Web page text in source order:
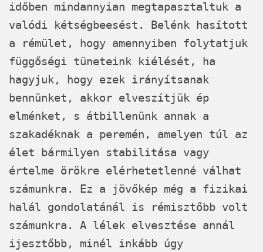
időben mindannyian megtapasztaltuk a
valódi kétségbeesést. Belénk hasított
a rémület, hogy amennyiben folytatjuk
függőségi tüneteink kiélését, ha
hagyjuk, hogy ezek irányítsanak
bennünket, akkor elveszítjük ép
elménket, s átbillenünk annak a
szakadéknak a peremén, amelyen túl az
élet bármilyen stabilitása vagy
értelme örökre elérhetetlenné válhat
számunkra. Ez a jövőkép még a fizikai
halál gondolatánál is rémisztőbb volt
számunkra. A lélek elvesztése annál
ijesztőbb, minél inkább úgy